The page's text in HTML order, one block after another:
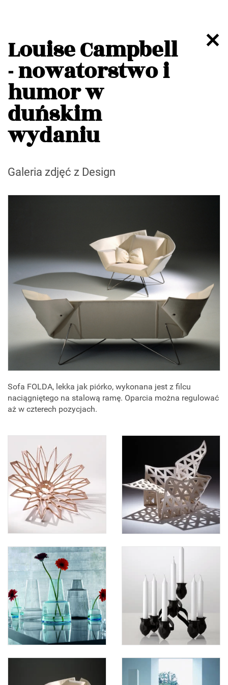
Louise Campbell
- nowatorstwo i
humor w
duńskim
wydaniu
Galeria zdjęć z Design
Sofa FOLDA, lekka jak piórko, wykonana jest z filcu
naciągniętego na stalową ramę. Oparcia można regulować
aż w czterech pozycjach.